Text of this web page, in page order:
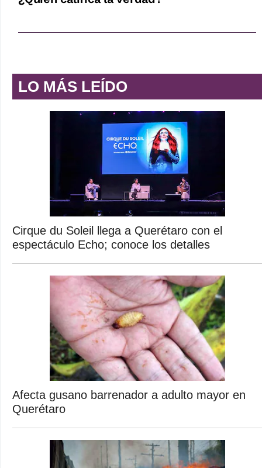
LO MÁS LEÍDO
Cirque du Soleil llega a Querétaro con el
espectáculo Echo; conoce los detalles
Afecta gusano barrenador a adulto mayor en
Querétaro